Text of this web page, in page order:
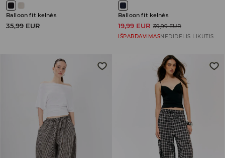
Balloon fit kelnės
35,99 EUR
Balloon fit kelnės
19,99 EUR 39,99 EUR
IŠPARDAVIMASNEDIDELIS LIKUTIS